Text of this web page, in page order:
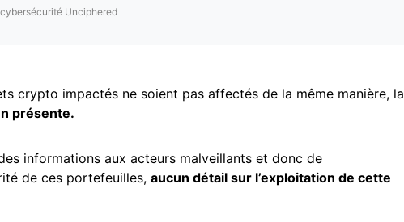
Unciphered
crypto impactés ne soient pas affectés de la même manière, la
présente.
informations aux acteurs malveillants et donc de
de ces portefeuilles, aucun détail sur l’exploitation de cette